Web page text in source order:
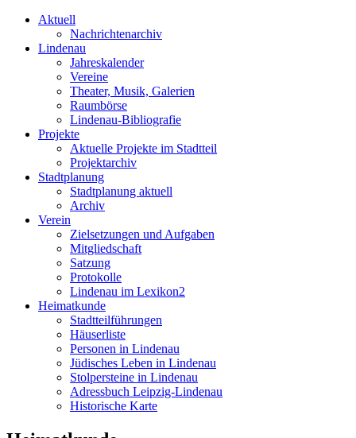
Aktuell
Nachrichtenarchiv
Lindenau
Jahreskalender
Vereine
Theater, Musik, Galerien
Raumbörse
Lindenau-Bibliografie
Projekte
Aktuelle Projekte im Stadtteil
Projektarchiv
Stadtplanung
Stadtplanung aktuell
Archiv
Verein
Zielsetzungen und Aufgaben
Mitgliedschaft
Satzung
Protokolle
Lindenau im Lexikon2
Heimatkunde
Stadtteilführungen
Häuserliste
Personen in Lindenau
Jüdisches Leben in Lindenau
Stolpersteine in Lindenau
Adressbuch Leipzig-Lindenau
Historische Karte